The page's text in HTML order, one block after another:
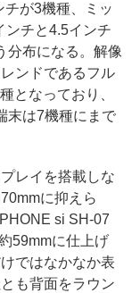
チが3機種、ミッ
ンチと4.5インチ
分布になる。解像
ンドであるフル
となっており、
末は7機種にまで
レイを搭載しな
に抑えら
si SH-07
59mmに仕上げ
ではなかなか表
も背面をラウン